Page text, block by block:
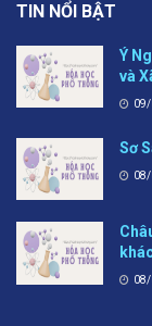
TIN NỔI BẬT
Ý
và
Sơ